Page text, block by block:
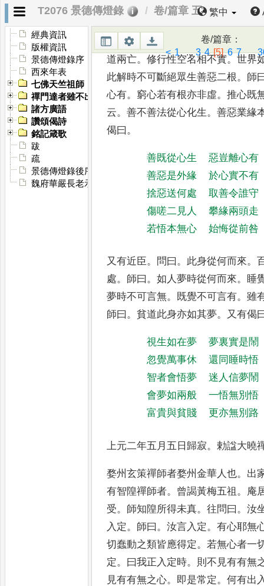
T2076 景德傳燈錄 卷/篇章 五 繁中
經典資訊
版權資訊
景德傳燈錄序
西來年表
七佛天竺祖師
禪門達者雖不出世有名於時者
諸方廣語
讚頌偈詩
銘記箴歌
跋
疏
景德傳燈錄後序
魏府華嚴長老示眾
卷/篇章 ：
< 1...3 4 [5] 6 7...
會道亦如此 到頭亦只寧
又有達性禪師者 問曰。禪是至妙
道兩亡。修行性空名相不實。世界
此解時不可斷絕眾生善惡二根。 師
心有。 窮心若有根亦非虛。推心既
云。善不善法從心化生。善惡業緣
偈曰。
善既從心生
惡豈離心有
善惡是外緣
於心實不有
捨惡送何處
取善令誰守
傷嗟二見人
攀緣兩頭走
若悟本無心
始悔從前咎
又有近臣 。 問曰 。 此身從何而來。
處。 師曰 。如人夢時從何而來。
睡
夢時不可言無。 既覺不可言有。雖
師曰 。貧道此身亦如其夢。 又有偈
視生如在夢
夢裏實是鬧
忽覺萬事休
還同睡時悟
智者會悟夢
迷人信夢鬧
會夢如兩般
一悟無別悟
富貴與貧賤
更亦無別路
上元二年五月五日歸寂。勅諡大曉
婺州玄策禪師者婺州金華人也。 出
有智隍禪師者。 曾謁黃梅五祖 。 庵
受。 師知隍所得未真。往問曰。汝
入定。 師曰。汝言入 定。有心耶無
切蠢動之類皆應得定。若無心者一
定。 曰我正入定時。 則不見有有無
見有有無之心。 即是常定。何有出